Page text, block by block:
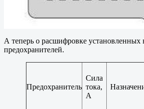
А теперь о расшифровке установленных
предохранителей.
Предохранитель
Сила
тока,
A